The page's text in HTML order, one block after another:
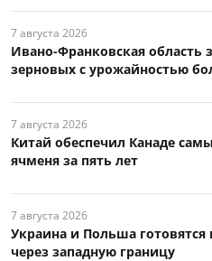
7 августа 2026
Ивано-Франковская область
зерновых с урожайностью
7 августа 2026
Китай обеспечил Канаде
ячменя за пять лет
7 августа 2026
Украина и Польша
через западную границу